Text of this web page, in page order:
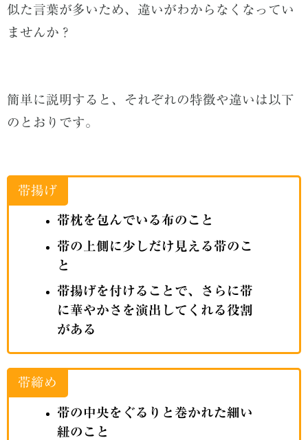
似た言葉が多いため、違いがわからなくなってい
ませんか？
簡単に説明すると、それぞれの特徴や違いは以下
のとおりです。
帯揚げ
帯枕を包んでいる布のこと
帯の上側に少しだけ見える帯のこ
と
帯揚げを付けることで、さらに帯
に華やかさを演出してくれる役割
がある
帯締め
帯の中央をぐるりと巻かれた細い
紐のこと